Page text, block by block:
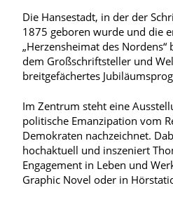
Die Hansestadt, in der der
1875 geboren wurde und die
„Herzensheimat des
dem Großschriftsteller und
breitgefächertes
Im Zentrum steht eine
politische Emanzipation vom
Demokraten nachzeichnet.
hochaktuell und inszeniert
Engagement in Leben und
Graphic Novel oder in